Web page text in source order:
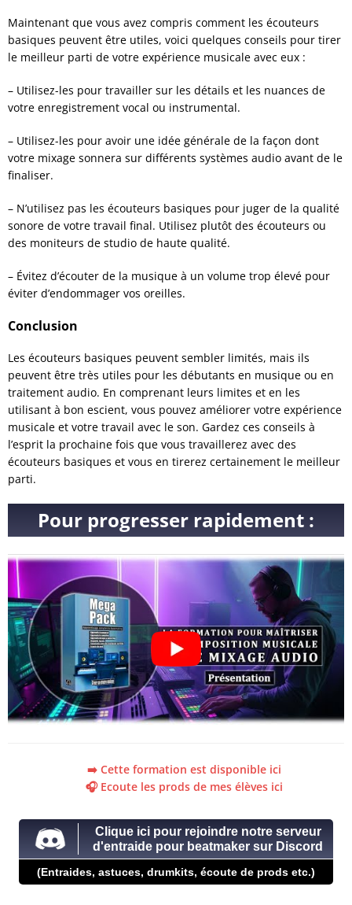
Maintenant que vous avez compris comment les écouteurs
basiques peuvent être utiles, voici quelques conseils pour tirer
le meilleur parti de votre expérience musicale avec eux :
– Utilisez-les pour travailler sur les détails et les nuances de
votre enregistrement vocal ou instrumental.
– Utilisez-les pour avoir une idée générale de la façon dont
votre mixage sonnera sur différents systèmes audio avant de le
finaliser.
– N’utilisez pas les écouteurs basiques pour juger de la qualité
sonore de votre travail final. Utilisez plutôt des écouteurs ou
des moniteurs de studio de haute qualité.
– Évitez d’écouter de la musique à un volume trop élevé pour
éviter d’endommager vos oreilles.
Conclusion
Les écouteurs basiques peuvent sembler limités, mais ils
peuvent être très utiles pour les débutants en musique ou en
traitement audio. En comprenant leurs limites et en les
utilisant à bon escient, vous pouvez améliorer votre expérience
musicale et votre travail avec le son. Gardez ces conseils à
l’esprit la prochaine fois que vous travaillerez avec des
écouteurs basiques et vous en tirerez certainement le meilleur
parti.
Pour progresser rapidement :
➡️ Cette formation est disponible ici
🎧 Ecoute les prods de mes élèves ici
Clique ici pour rejoindre notre serveur
d'entraide pour beatmaker sur Discord
(Entraides, astuces, drumkits, écoute de prods etc.)